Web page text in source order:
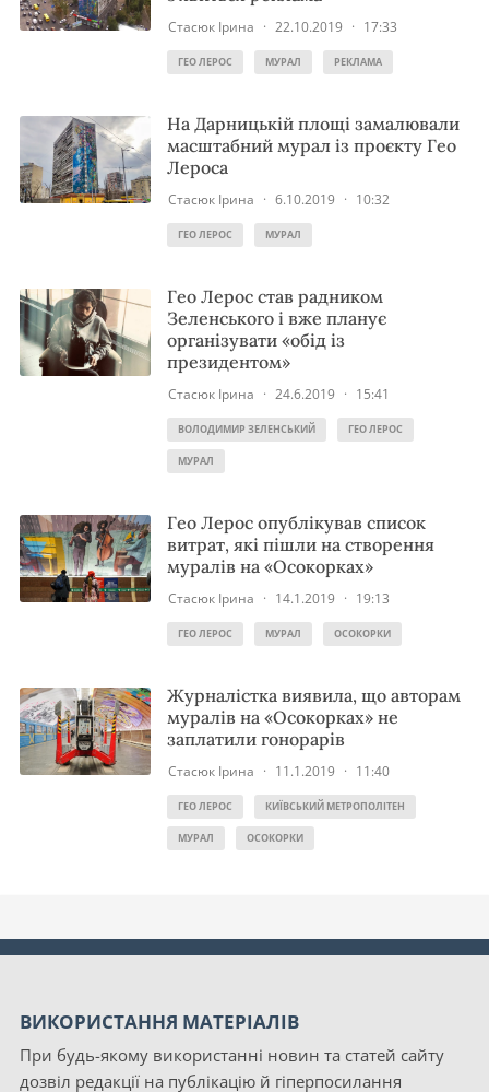
Стасюк Ірина · 22.10.2019 · 17:33
ГЕО ЛЕРОС МУРАЛ РЕКЛАМА
На Дарницькій площі замалювали
масштабний мурал із проєкту Гео
Лероса
Стасюк Ірина · 6.10.2019 · 10:32
ГЕО ЛЕРОС МУРАЛ
Гео Лерос став радником
Зеленського і вже планує
організувати «обід із
президентом»
Стасюк Ірина · 24.6.2019 · 15:41
ВОЛОДИМИР ЗЕЛЕНСЬКИЙ ГЕО ЛЕРОС
МУРАЛ
Гео Лерос опублікував список
витрат, які пішли на створення
муралів на «Осокорках»
Стасюк Ірина · 14.1.2019 · 19:13
ГЕО ЛЕРОС МУРАЛ ОСОКОРКИ
Журналістка виявила, що авторам
муралів на «Осокорках» не
заплатили гонорарів
Стасюк Ірина · 11.1.2019 · 11:40
ГЕО ЛЕРОС КИЇВСЬКИЙ МЕТРОПОЛІТЕН
МУРАЛ ОСОКОРКИ
ВИКОРИСТАННЯ МАТЕРІАЛІВ
При будь-якому використанні новин та статей сайту
дозвіл редакції на публікацію й гіперпосилання